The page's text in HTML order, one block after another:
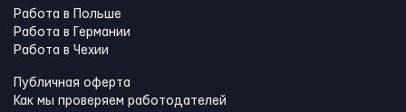
Работа в Польше
Работа в Германии
Работа в Чехии
Публичная оферта
Как мы проверяем работодателей